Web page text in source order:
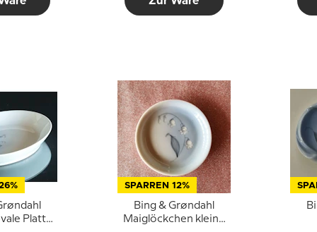
Platte
SPARREN 12%
Bing & Grøndahl
Maiglöckchen kleine